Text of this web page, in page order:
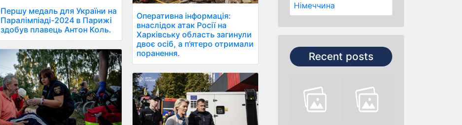
Німеччина
Recent posts
Першу медаль для України на
Паралімпіаді-2024 в Парижі
здобув плавець Антон Коль.
Оперативна інформація:
внаслідок атак Росії на
Харківську область загинули
двоє осіб, а п’ятеро отримали
поранення.